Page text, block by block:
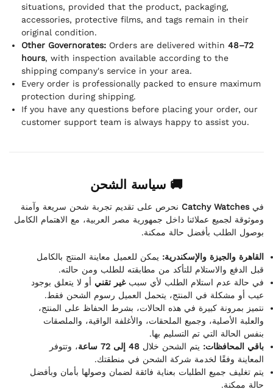
situations, provided that the product, packaging,
accessories, protective films, and tags remain in their
original condition.
Other Governorates: Orders are delivered within 48–72
hours, with inspection available according to the
shipping company's service in your area.
Every order is professionally packed to ensure maximum
protection during shipping.
If you have any questions before placing your order, our
customer support team is always happy to assist you.
🚚 سياسة الشحن
فيCatchy Watches نحرص على تقديم تجربة شحن سريعة وآمنة
وموثوقة لجميع عملائنا داخل جمهورية مصر العربية، مع الاهتمام الكامل
بوصول الطلب بأفضل حالة ممكنة.
القاهرة والجيزة والإسكندرية: يمكن للعميل معاينة المنتج بالكامل
قبل الدفع والاستلام للتأكد من مطابقته للطلب ومن حالته.
في حالة عدم استلام الطلب لأي سببغير تقني أو لا يتعلق بوجود
عيب أو مشكلة في المنتج، يتحمل العميل رسوم الشحن فقط.
نتميز بمرونة كبيرة في هذه الحالات، بشرط الحفاظ على المنتج،
والعلبة الأصلية، وجميع الملحقات، والأغلفة الواقية، والملصقات
بنفس الحالة التي تم التسليم بها.
باقي المحافظات: يتم الشحن خلال 48 إلى 72 ساعة
، وتتوفر
المعاينة وفقًا لخدمة شركة الشحن في منطقتك.
يتم تغليف جميع الطلبات بعناية فائقة لضمان وصولها بأمان وبأفضل
حالة ممكنة.